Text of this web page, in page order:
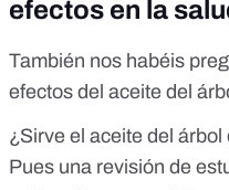
efectos en la
También nos habéis
efectos del aceite del
¿Sirve el aceite del árbol
Pues una revisión de